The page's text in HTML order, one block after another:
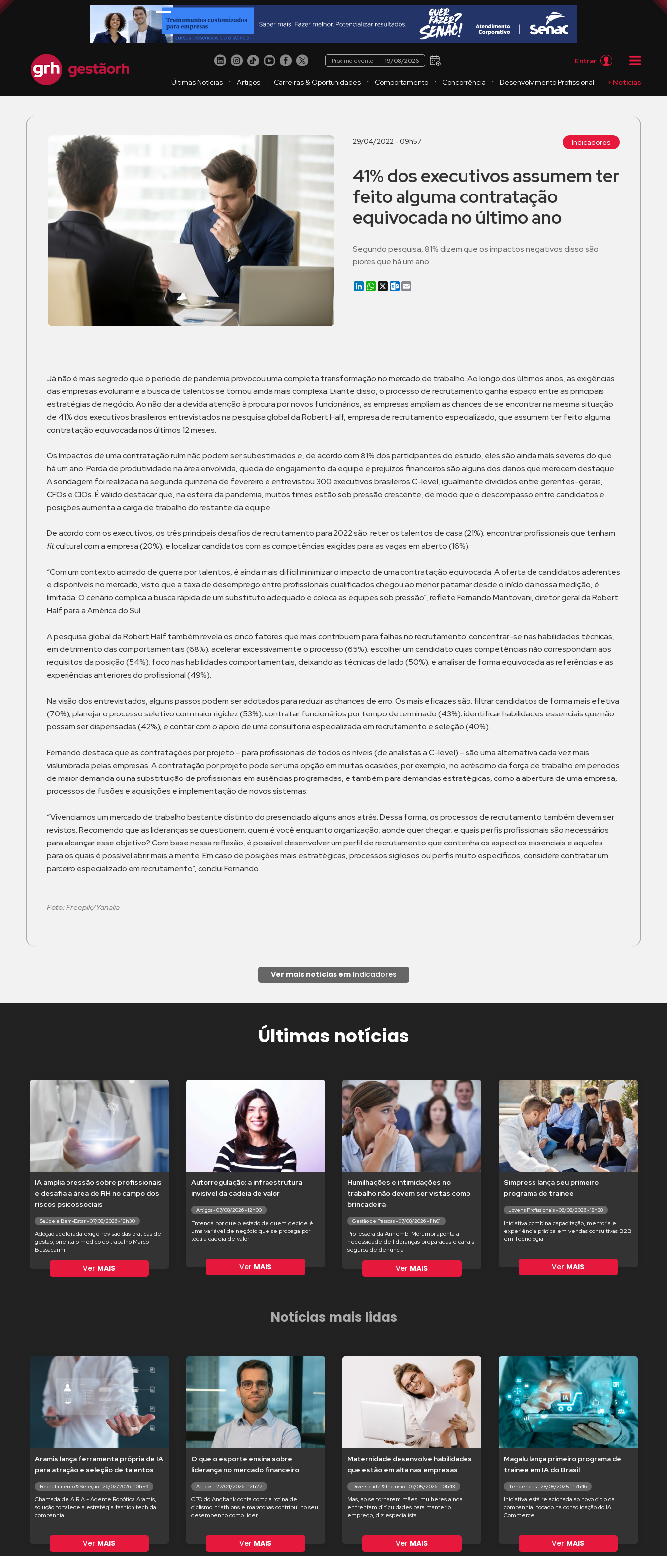
Próximo evento 19/08/2026 Entrar
Últimas Notícias ・ Artigos ・ Carreiras & Oportunidades ・ Comportamento ・ Concorrência ・ Desenvolvimento Profissional + Notícias
29/04/2022 - 09h57 Indicadores
41% dos executivos assumem ter
feito alguma contratação
equivocada no último ano
Segundo pesquisa, 81% dizem que os impactos negativos disso são
piores que há um ano
LinkedIn
WhatsApp
X Outlook.com
Email
Já não é mais segredo que o período de pandemia provocou uma completa transformação no mercado de trabalho. Ao longo dos últimos anos, as exigências
das empresas evoluíram e a busca de talentos se tornou ainda mais complexa. Diante disso, o processo de recrutamento ganha espaço entre as principais
estratégias de negócio. Ao não dar a devida atenção à procura por novos funcionários, as empresas ampliam as chances de se encontrar na mesma situação
de 41% dos executivos brasileiros entrevistados na pesquisa global da Robert Half, empresa de recrutamento especializado, que assumem ter feito alguma
contratação equivocada nos últimos 12 meses.
Os impactos de uma contratação ruim não podem ser subestimados e, de acordo com 81% dos participantes do estudo, eles são ainda mais severos do que
há um ano. Perda de produtividade na área envolvida, queda de engajamento da equipe e prejuízos financeiros são alguns dos danos que merecem destaque.
A sondagem foi realizada na segunda quinzena de fevereiro e entrevistou 300 executivos brasileiros C-level, igualmente divididos entre gerentes-gerais,
CFOs e CIOs. É válido destacar que, na esteira da pandemia, muitos times estão sob pressão crescente, de modo que o descompasso entre candidatos e
posições aumenta a carga de trabalho do restante da equipe.
De acordo com os executivos, os três principais desafios de recrutamento para 2022 são: reter os talentos de casa (21%); encontrar profissionais que tenham
fitcultural com a empresa (20%); e localizar candidatos com as competências exigidas para as vagas em aberto (16%).
“Com um contexto acirrado de guerra por talentos, é ainda mais difícil minimizar o impacto de uma contratação equivocada. A oferta de candidatos aderentes
e disponíveis no mercado, visto que a taxa de desemprego entre profissionais qualificados chegou ao menor patamar desde o início da nossa medição, é
limitada. O cenário complica a busca rápida de um substituto adequado e coloca as equipes sob pressão”, reflete Fernando Mantovani, diretor geral da Robert
Half para a América do Sul.
A pesquisa global da Robert Half também revela os cinco fatores que mais contribuem para falhas no recrutamento: concentrar-se nas habilidades técnicas,
em detrimento das comportamentais (68%); acelerar excessivamente o processo (65%); escolher um candidato cujas competências não correspondam aos
requisitos da posição (54%); foco nas habilidades comportamentais, deixando as técnicas de lado (50%); e analisar de forma equivocada as referências e as
experiências anteriores do profissional (49%).
Na visão dos entrevistados, alguns passos podem ser adotados para reduzir as chances de erro. Os mais eficazes são: filtrar candidatos de forma mais efetiva
(70%); planejar o processo seletivo com maior rigidez (53%); contratar funcionários por tempo determinado (43%); identificar habilidades essenciais que não
possam ser dispensadas (42%); e contar com o apoio de uma consultoria especializada em recrutamento e seleção (40%).
Fernando destaca que as contratações por projeto – para profissionais de todos os níveis (de analistas a C-level) – são uma alternativa cada vez mais
vislumbrada pelas empresas. A contratação por projeto pode ser uma opção em muitas ocasiões, por exemplo, no acréscimo da força de trabalho em períodos
de maior demanda ou na substituição de profissionais em ausências programadas, e também para demandas estratégicas, como a abertura de uma empresa,
processos de fusões e aquisições e implementação de novos sistemas.
“Vivenciamos um mercado de trabalho bastante distinto do presenciado alguns anos atrás. Dessa forma, os processos de recrutamento também devem ser
revistos. Recomendo que as lideranças se questionem: quem é você enquanto organização; aonde quer chegar; e quais perfis profissionais são necessários
para alcançar esse objetivo? Com base nessa reflexão, é possível desenvolver um perfil de recrutamento que contenha os aspectos essenciais e aqueles
para os quais é possível abrir mais a mente. Em caso de posições mais estratégicas, processos sigilosos ou perfis muito específicos, considere contratar um
parceiro especializado em recrutamento”, conclui Fernando.
Foto: Freepik/Yanalia
Ver mais notícias emIndicadores
Últimas notícias
IA amplia pressão sobre profissionais
e desafia a área de RH no campo dos
riscos psicossociais
Saúde e Bem-Estar - 07/08/2026 - 12h30
Adoção acelerada exige revisão das práticas de
gestão, orienta o médico do trabalho Marco
Bussacarini
Ver MAIS
Autorregulação: a infraestrutura
invisível da cadeia de valor
Artigos - 07/08/2026 - 12h00
Entenda por que o estado de quem decide é
uma variável de negócio que se propaga por
toda a cadeia de valor
Ver MAIS
Humilhações e intimidações no
trabalho não devem ser vistas como
brincadeira
Gestão de Pessoas - 07/08/2026 - 11h01
Professora da Anhembi Morumbi aponta a
necessidade de lideranças preparadas e canais
seguros de denúncia
Ver MAIS
Simpress lança seu primeiro
programa de trainee
Jovens Profissionais - 06/08/2026 - 18h38
Iniciativa combina capacitação, mentoria e
experiência prática em vendas consultivas B2B
em Tecnologia
Ver MAIS
Notícias mais lidas
Aramis lança ferramenta própria de IA
para atração e seleção de talentos
Recrutamento & Seleção - 26/02/2026 - 10h59
Chamada de A.R.A - Agente Robótica Aramis,
solução fortalece a estratégia fashion tech da
companhia
Ver MAIS
O que o esporte ensina sobre
liderança no mercado financeiro
Artigos - 27/04/2026 - 12h27
CEO do Andbank conta como a rotina de
ciclismo, triathlons e maratonas contribui no seu
desempenho como líder
Ver MAIS
Maternidade desenvolve habilidades
que estão em alta nas empresas
Diversidade & Inclusão - 07/05/2026 - 10h43
Mas, ao se tornarem mães, mulheres ainda
enfrentam dificuldades para manter o
emprego, diz especialista
Ver MAIS
Magalu lança primeiro programa de
trainee em IA do Brasil
Tendências - 28/08/2025 - 17h46
Iniciativa está relacionada ao novo ciclo da
companhia, focado na consolidação do IA
Commerce
Ver MAIS